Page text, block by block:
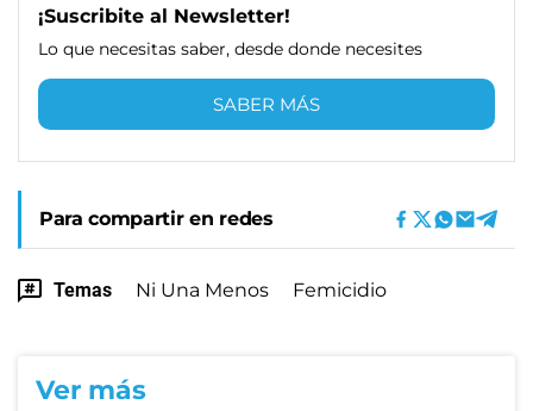
¡Suscribite al Newsletter!
Lo que necesitas saber, desde donde necesites
SABER MÁS
Para compartir en redes
Temas Ni Una Menos Femicidio
Ver más